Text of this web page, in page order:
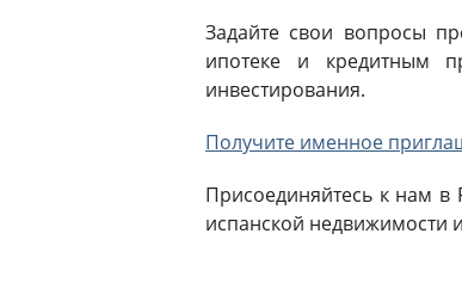
Задайте свои вопросы
ипотеке и кредитным
инвестирования.
Получите именное
Присоединяйтесь к нам
испанской недвижимости